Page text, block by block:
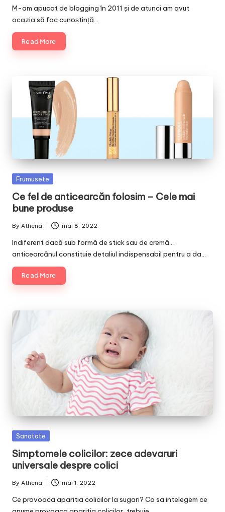
by
M-am apucat de blogging în 2011 și de atunci am avut
ocazia să fac cunoștință…
Read More
Posted
Frumusete
Ce fel de anticearcăn folosim – Cele mai
bune produse
Posted
by
By Athena mai 8, 2022
Indiferent dacă sub formă de stick sau de cremă…
anticearcănul constituie detaliul indispensabil pentru a da…
Read More
Posted
Sanatate
Simptomele colicilor: zece adevaruri
universale despre colici
Posted
by
By Athena mai 1, 2022
Ce provoaca aparitia colicilor la sugari? Ca sa intelegem ce